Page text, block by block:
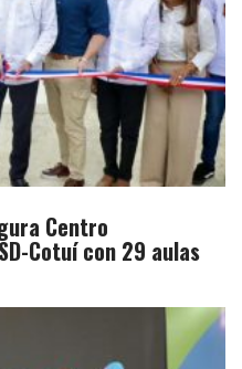
Centro
Cotuí con 29 aulas